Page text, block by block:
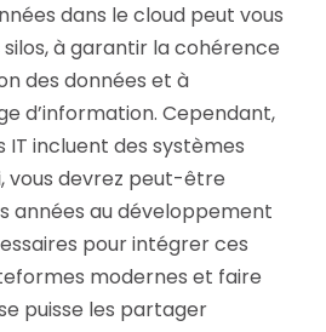
dans le cloud peut vous
à garantir la cohérence
des données et à
d’information. Cependant,
IT incluent des systèmes
vous devrez peut-être
années au développement
pour intégrer ces
modernes et faire
puisse les partager